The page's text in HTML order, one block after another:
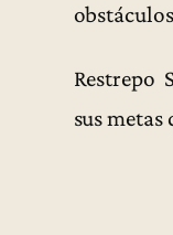
Restrepo
sus metas